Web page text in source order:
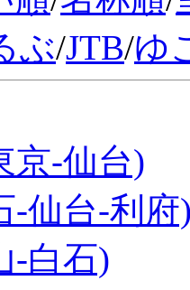
ぶ/JTB/ゆ
京-仙台)
-仙台-利府
-白石)